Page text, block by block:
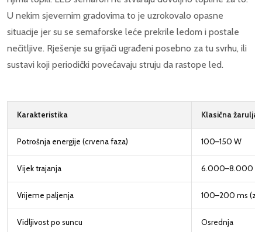
U nekim sjevernim gradovima to je uzrokovalo opasne
situacije jer su se semaforske leće prekrile ledom i postale
nečitljive. Rješenje su grijači ugrađeni posebno za tu svrhu, ili
sustavi koji periodički povećavaju struju da rastope led.
Karakteristika Klasična žarulja
Potrošnja energije (crvena faza) 100–150 W
Vijek trajanja 6.000–8.000
Vrijeme paljenja 100–200 ms
Vidljivost po suncu Osrednja